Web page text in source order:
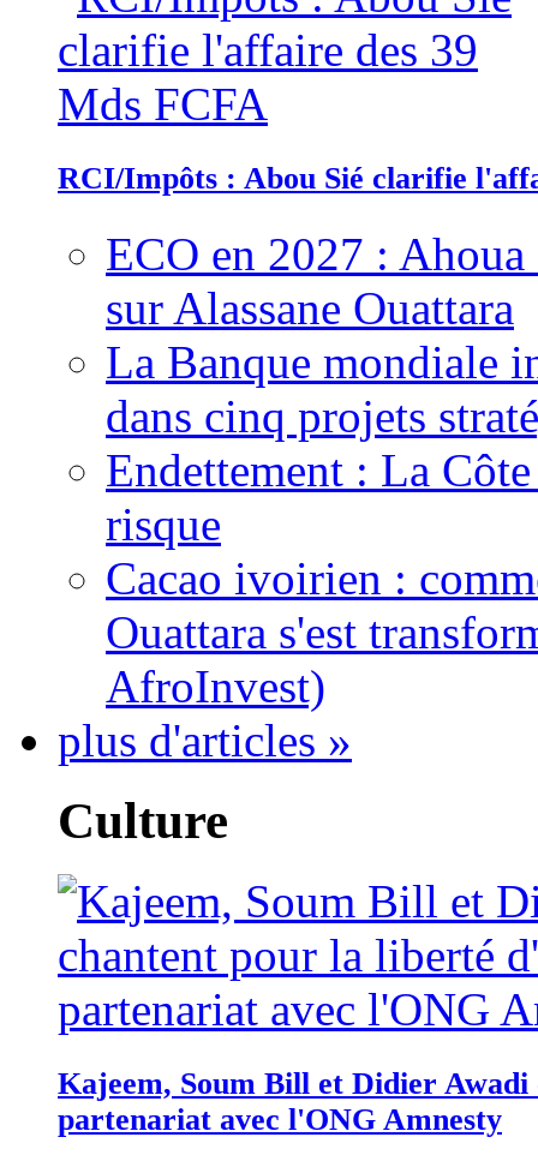
RCI/Impôts : Abou Sié clarifie
ECO en 2027 :
sur Alassane Ouattara
La Banque mondiale
dans cinq projets
Endettement : La
risque
Cacao ivoirien :
Ouattara s'est
AfroInvest)
plus d'articles »
Culture
Kajeem, Soum Bill et Didier
partenariat avec l'ONG Amnesty